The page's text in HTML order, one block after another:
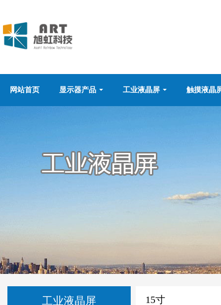
网站首页 显示器产品 工业液晶屏 触摸液晶
工业液晶屏 15寸